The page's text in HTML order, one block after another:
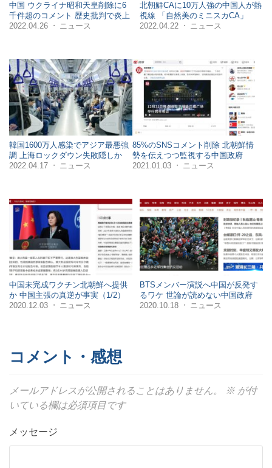
中国 ウクライナ昭和天皇削除に6
千件超のコメント 歴史批判で炎上
2022.04.26
・ ニュース
北朝鮮CAに10万人強の中国人が熱
視線 「自然美のミニスカCA」
2022.04.22
・ ニュース
韓国1600万人感染でアジア最悪強
調 上海ロックダウン失敗隠しか
2022.04.17
・ ニュース
85%のSNSコメント削除 北朝鮮情
勢を伝えつつ監視する中国政府
2021.01.03
・ ニュース
中国未完成ワクチン北朝鮮へ提供
か 中国主張の真逆が事実（1/2）
2020.12.03
・ ニュース
BTSメンバー演説へ中国が反発す
るワケ 世論が読めない中国政府
2020.10.18
・ ニュース
コメント・感想
メールアドレスが公開されることはありません。 ※ が付
いている欄は必須項目です
メッセージ